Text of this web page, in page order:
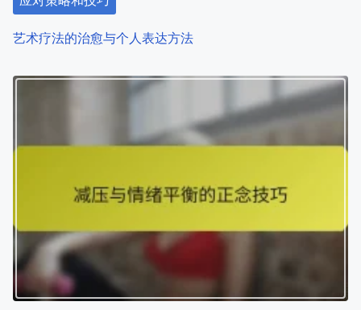
艺术疗法的治愈与个人表达方法